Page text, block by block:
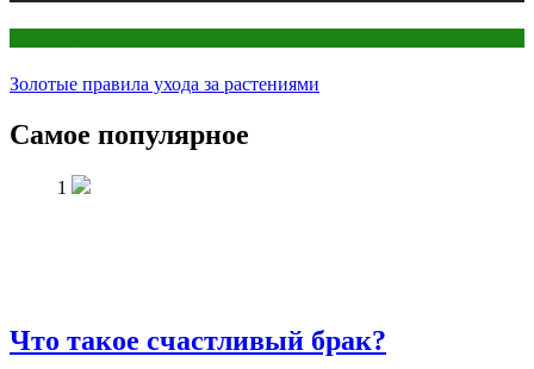
Золотые правила ухода за растениями
Самое популярное
1
Что такое счастливый брак?